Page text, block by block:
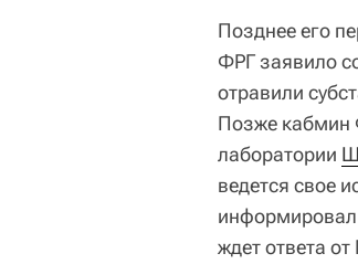
Позднее его
ФРГ заявило
отравили
Позже кабмин
лаборатории
ведется свое
информировал
ждет ответа